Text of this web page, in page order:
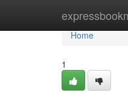
Home
Home
1